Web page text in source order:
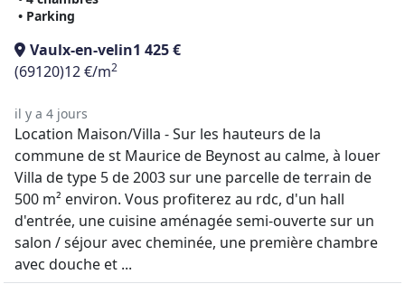
• Parking
Vaulx-en-velin1 425 €
(69120)12 €/m2
il y a 4 jours
Location Maison/Villa - Sur les hauteurs de la
commune de st Maurice de Beynost au calme, à louer
Villa de type 5 de 2003 sur une parcelle de terrain de
500 m² environ. Vous profiterez au rdc, d'un hall
d'entrée, une cuisine aménagée semi-ouverte sur un
salon / séjour avec cheminée, une première chambre
avec douche et ...